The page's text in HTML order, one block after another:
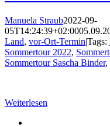
Manuela Straub2022-09-
05T14:24:39+02:00
Land, vor-Ort-Termin|Tags:
Sommertour 2022,
Sommertour Sascha Binder,
Weiterlesen